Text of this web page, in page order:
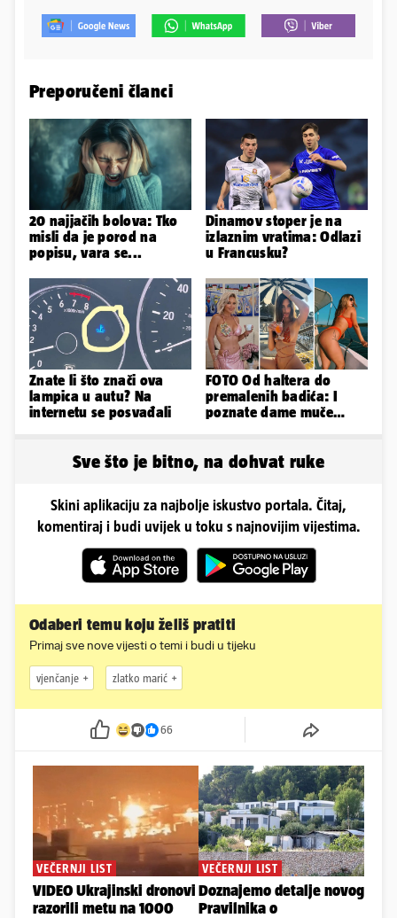
Preporučeni članci
20 najjačih bolova: Tko
misli da je porod na
popisu, vara se...
Dinamov stoper je na
izlaznim vratima: Odlazi
u Francusku?
Znate li što znači ova
lampica u autu? Na
internetu se posvađali
FOTO Od haltera do
premalenih badića: I
poznate dame muče
Sve što je bitno, na dohvat ruke
Skini aplikaciju za najbolje iskustvo portala. Čitaj,
komentiraj i budi uvijek u toku s najnovijim vijestima.
Odaberi temu koju želiš pratiti
Primaj sve nove vijesti o temi i budi u tijeku
vjenčanje zlatko marić
66